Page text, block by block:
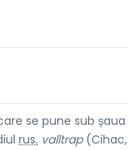
se pune sub șaua
rus. valĭtrap(Cihac,